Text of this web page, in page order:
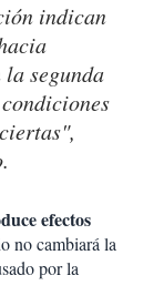
indican
segunda
efectos
no cambiará la
por la